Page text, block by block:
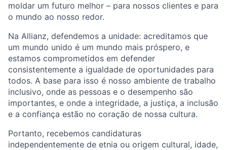
moldar um futuro melhor – para nossos clientes e para
o mundo ao nosso redor.
Na Allianz, defendemos a unidade: acreditamos que
um mundo unido é um mundo mais próspero, e
estamos comprometidos em defender
consistentemente a igualdade de oportunidades para
todos. A base para isso é nosso ambiente de trabalho
inclusivo, onde as pessoas e o desempenho são
importantes, e onde a integridade, a justiça, a inclusão
e a confiança estão no coração de nossa cultura.
Portanto, recebemos candidaturas
independentemente de etnia ou origem cultural, idade,